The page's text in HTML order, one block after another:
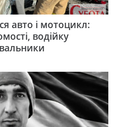
авто і мотоцикл:
водійку